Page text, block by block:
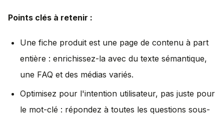
Points clés à retenir :
Une fiche produit est une page de contenu à part
entière : enrichissez-la avec du texte sémantique,
une FAQ et des médias variés.
Optimisez pour l'intention utilisateur, pas juste pour
le mot-clé : répondez à toutes les questions sous-